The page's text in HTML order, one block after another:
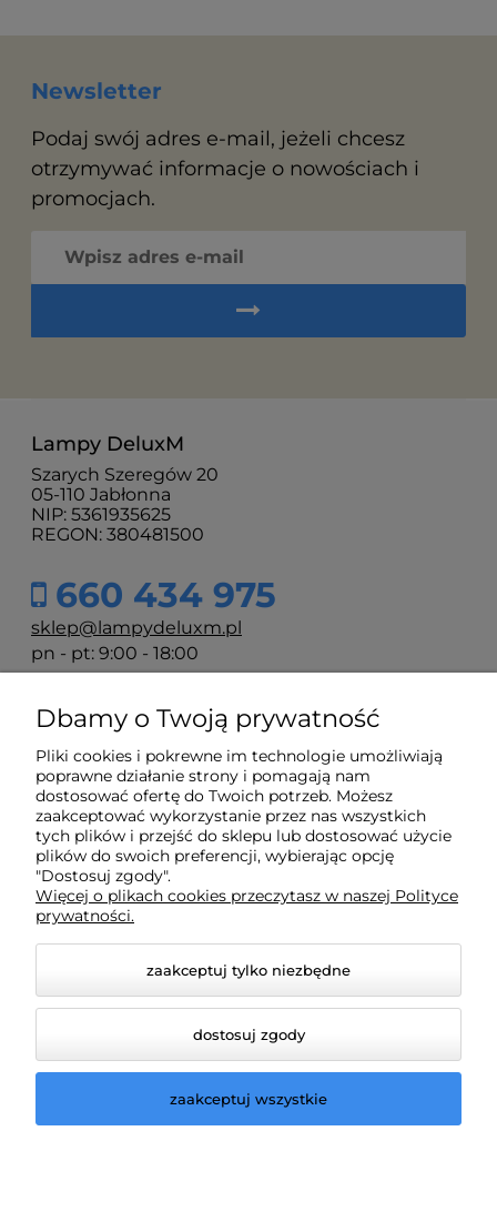
Newsletter
Podaj swój adres e-mail, jeżeli chcesz
otrzymywać informacje o nowościach i
promocjach.
Lampy DeluxM
Szarych Szeregów 20
05-110 Jabłonna
NIP: 5361935625
REGON: 380481500
660 434 975
sklep@lampydeluxm.pl
pn - pt: 9:00 - 18:00
Moje konto
Płatności i dostawa
Informacje
O nas
Dbamy o Twoją prywatność
Pliki cookies i pokrewne im technologie umożliwiają
poprawne działanie strony i pomagają nam
dostosować ofertę do Twoich potrzeb. Możesz
zaakceptować wykorzystanie przez nas wszystkich
tych plików i przejść do sklepu lub dostosować użycie
plików do swoich preferencji, wybierając opcję
"Dostosuj zgody".
Więcej o plikach cookies przeczytasz w naszej Polityce
prywatności.
zaakceptuj tylko niezbędne
dostosuj zgody
zaakceptuj wszystkie